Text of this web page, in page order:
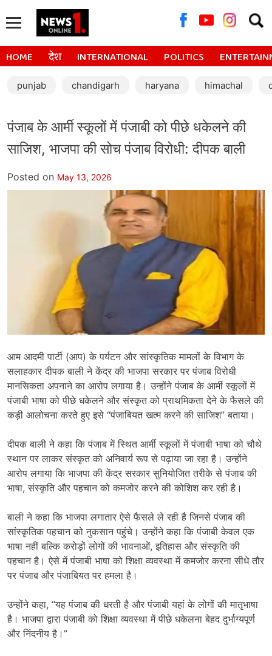
for:
HOME देश INTERNATIONAL POLITICS
punjab chandigarh haryana himachal
पंजाब के आर्मी स्कूलों में पंजाबी को पीछे धकेलने की
साजिश, भाजपा की सोच पंजाब विरोधी: दीपक बाली
Posted on May 13, 2026
आम आदमी पार्टी (आप) के पर्यटन और सांस्कृतिक मामलों के विभाग के
सलाहकार दीपक बाली ने केंद्र की भाजपा सरकार पर पंजाब विरोधी
मानसिकता अपनाने का आरोप लगाया है। उन्होंने पंजाब के आर्मी स्कूलों में
पंजाबी भाषा को पीछे धकेलने और संस्कृत को प्राथमिकता देने के फैसले की
कड़ी आलोचना करते हुए इसे “पंजाबियत खत्म करने की साजिश” बताया।
दीपक बाली ने कहा कि पंजाब में स्थित आर्मी स्कूलों में पंजाबी भाषा को चौथे
स्थान पर लाकर संस्कृत को अनिवार्य रूप से पढ़ाया जा रहा है। उन्होंने
आरोप लगाया कि भाजपा की केंद्र सरकार सुनियोजित तरीके से पंजाब की
भाषा,संस्कृति और पहचान को कमजोर करने की कोशिश कर रही है।
बाली ने कहा कि भाजपा लगातार ऐसे फैसले ले रही है जिनसे पंजाब की
सांस्कृतिक पहचान को नुकसान पहुंचे। उन्होंने कहा कि पंजाबी केवल एक
भाषा नहीं बल्कि करोड़ों लोगों की भावनाओं,इतिहास और संस्कृति की
पहचान है। ऐसे में पंजाबी भाषा को शिक्षा व्यवस्था में कमजोर करना सीधे तौर
पर पंजाब और पंजाबियत पर हमला है।
उन्होंने कहा, “यह पंजाब की धरती है और पंजाबी यहां के लोगों की मातृभाषा
है। भाजपा द्वारा पंजाबी को शिक्षा व्यवस्था में पीछे धकेलना बेहद दुर्भाग्यपूर्ण
और निंदनीय है।”